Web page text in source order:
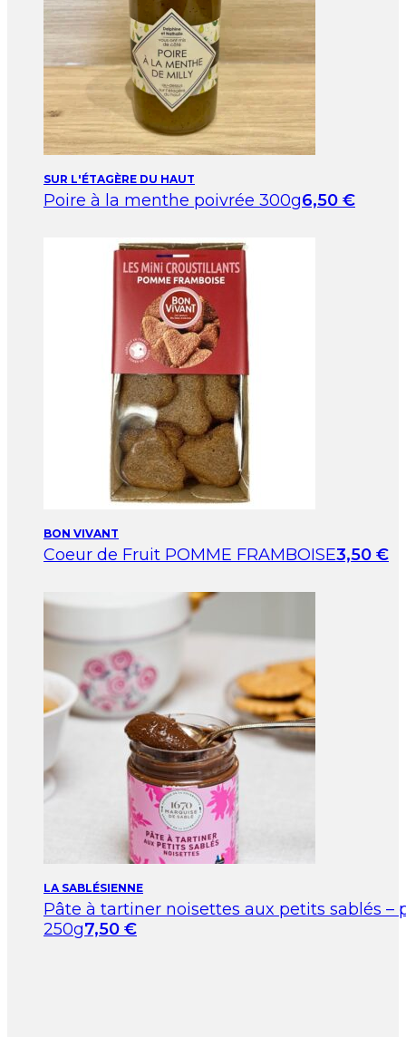
SUR L'ÉTAGÈRE DU HAUT
Poire à la menthe poivrée 300g6,50 €
BON VIVANT
Coeur de Fruit POMME FRAMBOISE3,50 €
LA SABLÉSIENNE
Pâte à tartiner noisettes aux petits sablés –
250g7,50 €